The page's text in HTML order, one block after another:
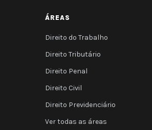
ÁREAS
Direito do Trabalho
Direito Tributário
Direito Penal
Direito Civil
Direito Previdenciário
Ver todas as áreas